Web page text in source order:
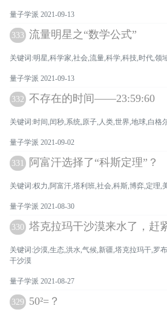
量子学派 2021-09-13
333 流量明星之“数学公式”
关键词:明星,科学家,社会,流量,科学,科技,时代,领
量子学派 2021-09-13
332 不存在的时间——23:59:60
关键词:时间,闰秒,系统,原子,人类,世界,地球,白格
量子学派 2021-09-02
331 阿富汗选择了“科斯定理”？
关键词:权力,阿富汗,塔利班,社会,科斯,博弈,定理,
量子学派 2021-08-30
330 塔克拉玛干沙漠来水了，赶
关键词:沙漠,生态,洪水,气候,新疆,塔克拉玛干,罗
干沙漠
量子学派 2021-08-27
329 50²=？